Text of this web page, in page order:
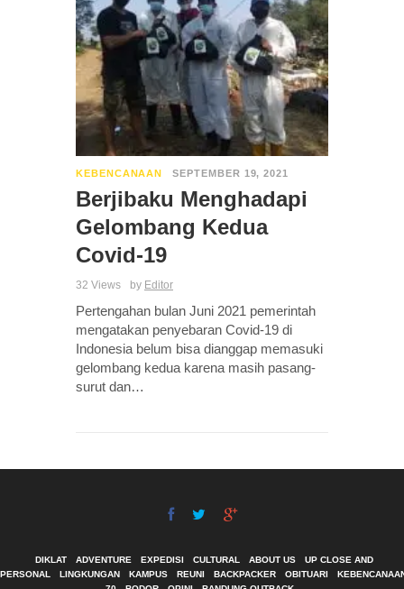
KEBENCANAAN SEPTEMBER 19, 2021
Berjibaku Menghadapi
Gelombang Kedua
Covid-19
32 Views by Editor
Pertengahan bulan Juni 2021 pemerintah
mengatakan penyebaran Covid-19 di
Indonesia belum bisa dianggap memasuki
gelombang kedua karena masih pasang-
surut dan…
DIKLAT ADVENTURE EXPEDISI CULTURAL ABOUT US
UP CLOSE AND
PERSONAL
LINGKUNGAN KAMPUS REUNI BACKPACKER OBITUARI